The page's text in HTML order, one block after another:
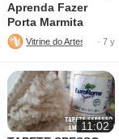
Revista Marileny Ponto Cruz
Aprenda Fazer
Porta Marmita
Térmica
Vitrine do Artesanato
· 7 y
11:02